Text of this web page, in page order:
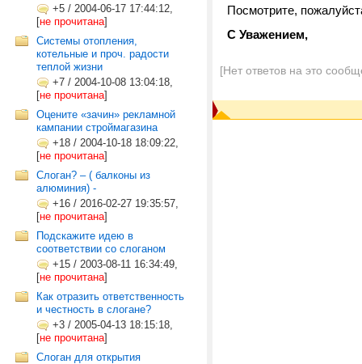
+5 / 2004-06-17 17:44:12,
[не прочитана]
Системы отопления,
котельные и проч. радости
теплой жизни
+7 / 2004-10-08 13:04:18,
[не прочитана]
Оцените «зачин» рекламной
кампании строймагазина
+18 / 2004-10-18 18:09:22,
[не прочитана]
Слоган? – ( балконы из
алюминия) -
+16 / 2016-02-27 19:35:57,
[не прочитана]
Подскажите идею в
соответствии со слоганом
+15 / 2003-08-11 16:34:49,
[не прочитана]
Как отразить ответственность
и честность в слогане?
+3 / 2005-04-13 18:15:18,
[не прочитана]
Слоган для открытия
Посмотрите,
С Уважением,
[Нет ответов на это